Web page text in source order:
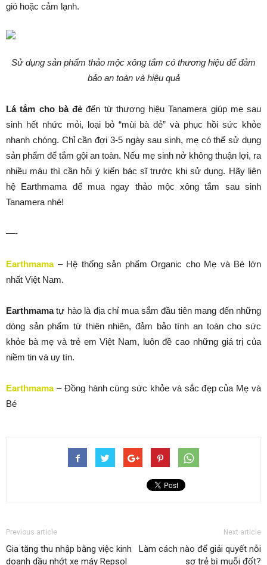
gió hoặc cảm lạnh.
Sử dụng sản phẩm thảo mộc xông tắm có thương hiệu để đảm
bảo an toàn và hiệu quả
Lá tắm cho bà đẻ đến từ thương hiệu Tanamera giúp mẹ sau
sinh hết nhức mỏi, loại bỏ “mùi bà đẻ” và phục hồi sức khỏe
nhanh chóng. Chỉ cần đợi 3-5 ngày sau sinh, mẹ có thể sử dụng
sản phẩm để tắm gội an toàn. Nếu mẹ sinh nở không thuận lợi, ra
nhiều máu thì cần hỏi ý kiến bác sĩ trước khi sử dụng. Hãy liên
hệ Earthmama để mua ngay thảo mộc xông tắm sau sinh
Tanamera nhé!
—-
Earthmama– Hệ thống sản phẩm Organic cho Mẹ và Bé lớn
nhất Việt Nam.
Earthmamatự hào là địa chỉ mua sắm đầu tiên mang đến những
dòng sản phẩm từ thiên nhiên, đảm bảo tính an toàn cho sức
khỏe bà mẹ và trẻ em Việt Nam, luôn đề cao những giá trị của
niềm tin và uy tín.
Earthmama– Đồng hành cùng sức khỏe và sắc đẹp của Mẹ và
Bé
Previous article
Gia tăng thu nhập bằng việc kinh
doanh dầu nhớt xe máy Repsol
Next article
Làm cách nào để giải quyết nỗi
sợ trẻ bị muỗi đốt?